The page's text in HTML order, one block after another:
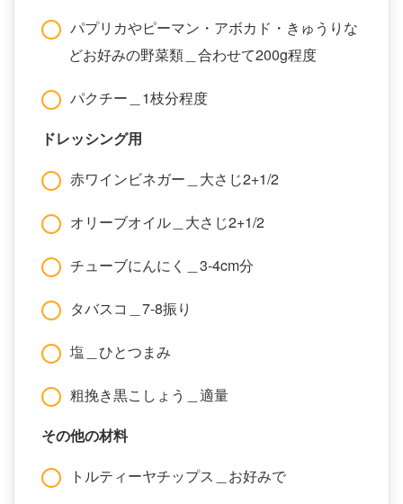
パプリカやピーマン・アボカド・きゅうりな
どお好みの野菜類＿合わせて200g程度
パクチー＿1枝分程度
ドレッシング用
赤ワインビネガー＿大さじ2+1/2
オリーブオイル＿大さじ2+1/2
チューブにんにく＿3-4cm分
タバスコ＿7-8振り
塩＿ひとつまみ
粗挽き黒こしょう＿適量
その他の材料
トルティーヤチップス＿お好みで